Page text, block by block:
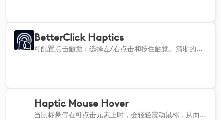
BetterClick Haptics
可配置点击触觉：选择左/右点击和按住触觉。清晰的触觉确认，让操作更加精准。
Haptic Mouse Hover
当鼠标悬停在可点击元素上时，会轻轻震动鼠标，从而提供触觉反馈。 - 无需其他应用程序，安装即可使用。 - 您可以随时轻松打开或关闭该功能。 - 为您的日常工作流程增添微妙的触感，让日常工作更轻松愉快。